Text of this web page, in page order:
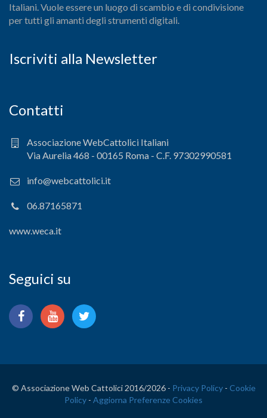
Italiani. Vuole essere un luogo di scambio e di condivisione
per tutti gli amanti degli strumenti digitali.
Iscriviti alla Newsletter
Contatti
Associazione WebCattolici Italiani
Via Aurelia 468 - 00165 Roma - C.F. 97302990581
info@webcattolici.it
06.87165871
www.weca.it
Seguici su
© Associazione Web Cattolici 2016/2026 - Privacy Policy- Cookie
Policy - Aggiorna Preferenze Cookies